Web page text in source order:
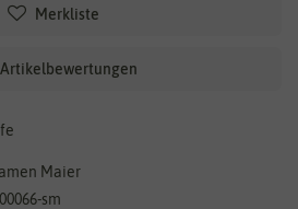
Merkliste
Artikelbewertungen
Maier
sm